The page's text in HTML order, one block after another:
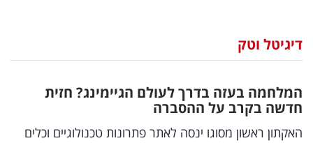
וצרכנות
דיגיטל
וטק
דיגיטל וטק
המלחמה בעזה בדרך לעולם הגיימינג? חזית
חדשה בקרב על ההסברה
האקתון ראשון מסוגו ינסה לאתר פתרונות טכנולוגיים וכלים